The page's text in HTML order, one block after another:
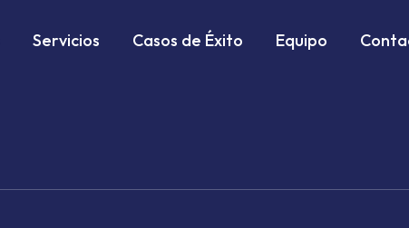
Servicios Casos de Éxito Equipo